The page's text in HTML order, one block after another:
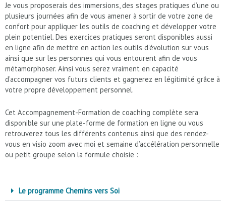
Je vous proposerais des immersions, des stages pratiques d’une ou
plusieurs journées afin de vous amener à sortir de votre zone de
confort pour appliquer les outils de coaching et développer votre
plein potentiel. Des exercices pratiques seront disponibles aussi
en ligne afin de mettre en action les outils d’évolution sur vous
ainsi que sur les personnes qui vous entourent afin de vous
métamorphoser. Ainsi vous serez vraiment en capacité
d’accompagner vos futurs clients et gagnerez en légitimité grâce à
votre propre développement personnel.
Cet Accompagnement-Formation de coaching complète sera
disponible sur une plate-forme de formation en ligne ou vous
retrouverez tous les différents contenus ainsi que des rendez-
vous en visio zoom avec moi et semaine d’accélération personnelle
ou petit groupe selon la formule choisie :
Le programme Chemins vers Soi